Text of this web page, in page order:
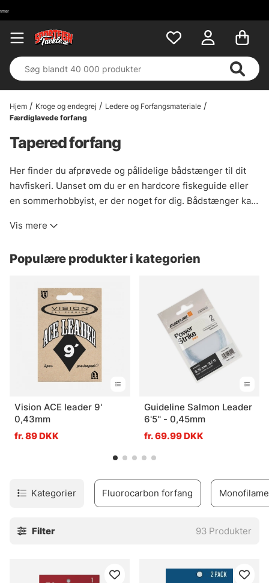
Hjem Kroge og endegrej
Ledere og Forfangsmateriale
Færdiglavede forfang
Tapered forfang
Her finder du afprøvede og pålidelige bådstænger til dit
havfiskeri. Uanset om du er en hardcore fiskeguide eller
en sommerhobbyist, er der noget for dig. Bådstænger kan
nemmere at manøvrere fisk fra båden. Også for bedst at
Vis mere
Populære produkter i kategorien
Vision ACE leader 9'
0,43mm
fr. 89 DKK
Guideline Salmon Leader
6'5'' - 0,45mm
fr. 69.99 DKK
Kategorier Fluorocarbon forfang
Filter 93 Produkter